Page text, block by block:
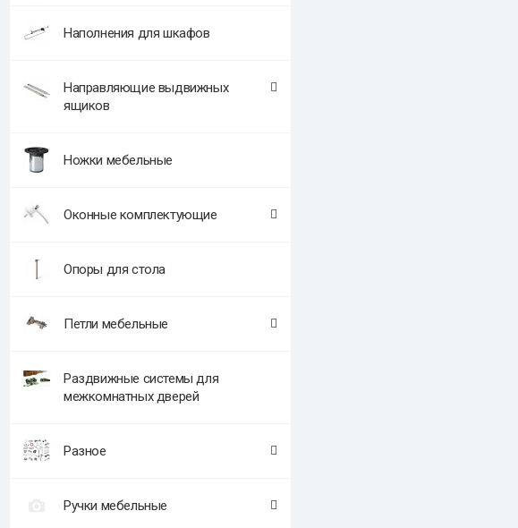
Наполнения для шкафов
Направляющие выдвижных
ящиков
Ножки мебельные
Оконные комплектующие
Опоры для стола
Петли мебельные
Раздвижные системы для
межкомнатных дверей
Разное
Ручки мебельные